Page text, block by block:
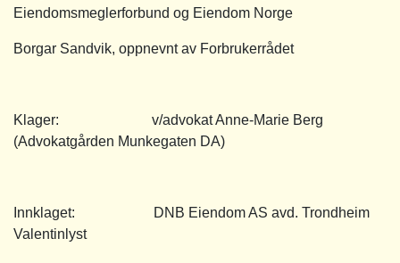
Eiendomsmeglerforbund og Eiendom Norge
Borgar Sandvik, oppnevnt av Forbrukerrådet
Klager: v/advokat Anne-Marie Berg
(Advokatgården Munkegaten DA)
Innklaget: DNB Eiendom AS avd. Trondheim
Valentinlyst